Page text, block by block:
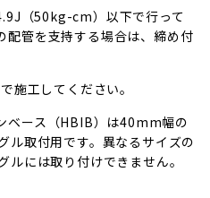
（50kg-cm）以下で行って
配管を支持する場合は、締め付
施工してください。
ベース（HBIB）は40mm幅の
ル取付用です。異なるサイズの
ルには取り付けできません。